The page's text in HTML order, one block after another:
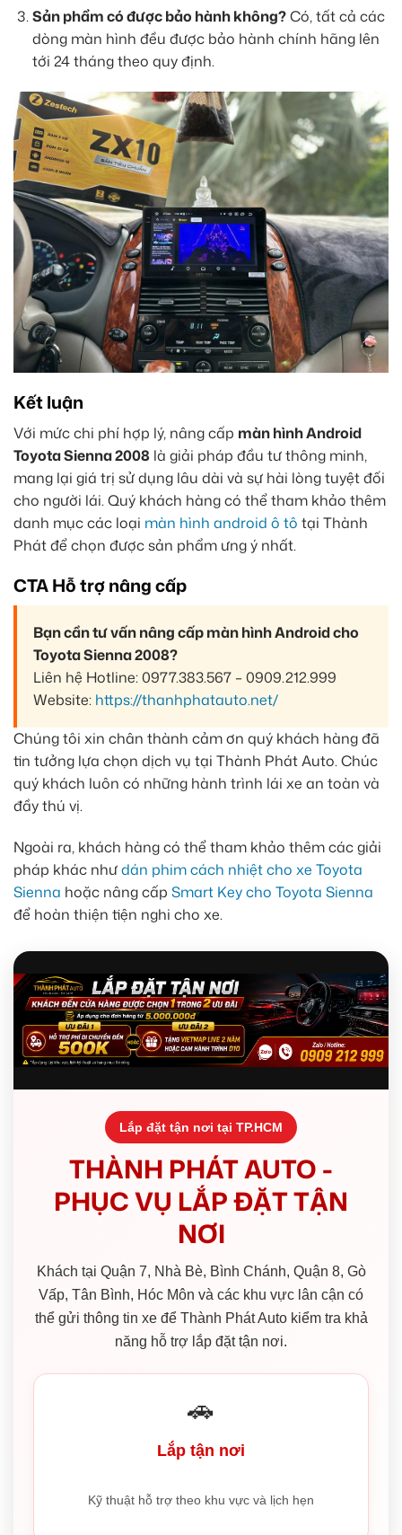
Sản phẩm có được bảo hành không?Có, tất cả các
dòng màn hình đều được bảo hành chính hãng lên
tới 24 tháng theo quy định.
Kết luận
Với mức chi phí hợp lý, nâng cấp màn hình Android
Toyota Sienna 2008 là giải pháp đầu tư thông minh,
mang lại giá trị sử dụng lâu dài và sự hài lòng tuyệt đối
cho người lái. Quý khách hàng có thể tham khảo thêm
danh mục các loại màn hình android ô tô tại Thành
Phát để chọn được sản phẩm ưng ý nhất.
CTA Hỗ trợ nâng cấp
Bạn cần tư vấn nâng cấp màn hình Android cho
Toyota Sienna 2008?
Liên hệ Hotline: 0977.383.567 – 0909.212.999
Website: https://thanhphatauto.net/
Chúng tôi xin chân thành cảm ơn quý khách hàng đã
tin tưởng lựa chọn dịch vụ tại Thành Phát Auto. Chúc
quý khách luôn có những hành trình lái xe an toàn và
đầy thú vị.
Ngoài ra, khách hàng có thể tham khảo thêm các giải
pháp khác nhưdán phim cách nhiệt cho xe Toyota
Sienna hoặc nâng cấp Smart Key cho Toyota Sienna
để hoàn thiện tiện nghi cho xe.
Lắp đặt tận nơi tại TP.HCM
THÀNH PHÁT AUTO -
PHỤC VỤ LẮP ĐẶT TẬN
NƠI
Khách tại Quận 7, Nhà Bè, Bình Chánh, Quận 8, Gò
Vấp, Tân Bình, Hóc Môn và các khu vực lân cận có
thể gửi thông tin xe để Thành Phát Auto kiểm tra khả
năng hỗ trợ lắp đặt tận nơi.
🚗
Lắp tận nơi
Kỹ thuật hỗ trợ theo khu vực và lịch hẹn